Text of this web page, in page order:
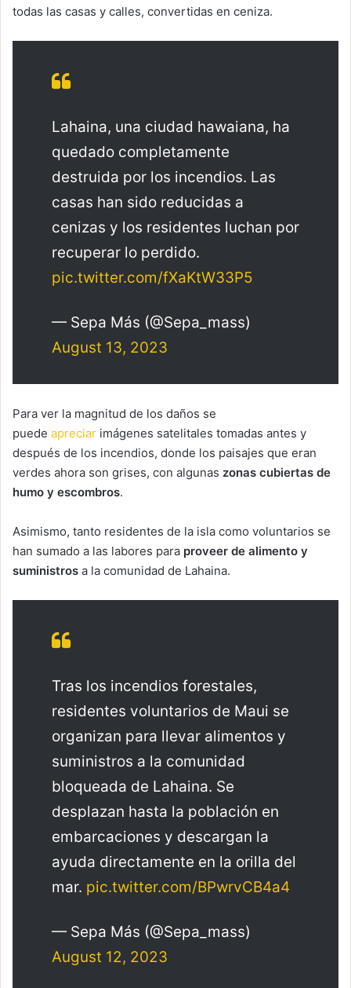
todas las casas y calles, convertidas en ceniza.
Lahaina, una ciudad hawaiana, ha
quedado completamente
destruida por los incendios. Las
casas han sido reducidas a
cenizas y los residentes luchan por
recuperar lo perdido.
pic.twitter.com/fXaKtW33P5
— Sepa Más (@Sepa_mass)
August 13, 2023
Para ver la magnitud de los daños se
puede apreciar imágenes satelitales tomadas antes y
después de los incendios, donde los paisajes que eran
verdes ahora son grises, con algunas zonas cubiertas de
humo y escombros.
Asimismo, tanto residentes de la isla como voluntarios se
han sumado a las labores para proveer de alimento y
suministros a la comunidad de Lahaina.
Tras los incendios forestales,
residentes voluntarios de Maui se
organizan para llevar alimentos y
suministros a la comunidad
bloqueada de Lahaina. Se
desplazan hasta la población en
embarcaciones y descargan la
ayuda directamente en la orilla del
mar. pic.twitter.com/BPwrvCB4a4
— Sepa Más (@Sepa_mass)
August 12, 2023